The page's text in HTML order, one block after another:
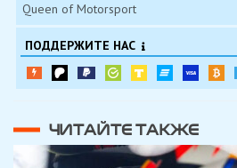
Queen of Motorsport
ПОДДЕРЖИТЕ НАС
ЧИТАЙТЕ ТАКЖЕ